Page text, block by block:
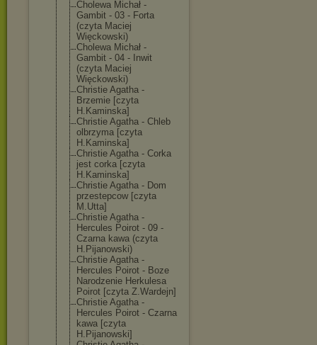
Cholewa Michał -
Gambit - 03 - Forta
(czyta Maciej
Więckowski)
Cholewa Michał -
Gambit - 04 - Inwit
(czyta Maciej
Więckowski)
Christie Agatha -
Brzemie [czyta
H.Kaminska]
Christie Agatha - Chleb
olbrzyma [czyta
H.Kaminska]
Christie Agatha - Corka
jest corka [czyta
H.Kaminska]
Christie Agatha - Dom
przestepcow [czyta
M.Utta]
Christie Agatha -
Hercules Poirot - 09 -
Czarna kawa (czyta
H.Pijanowski)
Christie Agatha -
Hercules Poirot - Boze
Narodzenie Herkulesa
Poirot [czyta Z.Wardejn]
Christie Agatha -
Hercules Poirot - Czarna
kawa [czyta
H.Pijanowski]